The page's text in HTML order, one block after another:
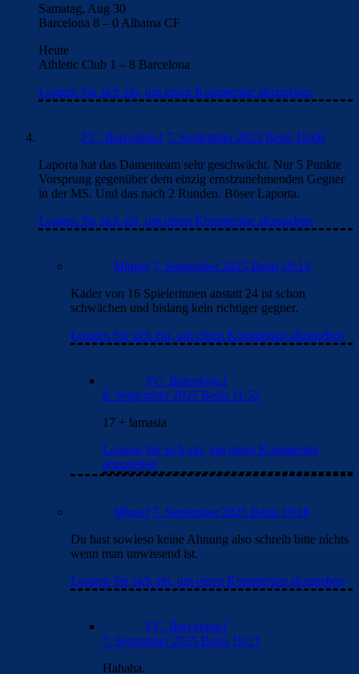
Samatag, Aug 30
Barcelona 8 – 0 Alhama CF
Heute
Athletic Club 1 – 8 Barcelona
Loggen Sie sich ein, um einen Kommentar abzugeben
FC_Barcelona1 7. September 2025 Beim 19:06
Laporta hat das Damenteam sehr geschwächt. Nur 5 Punkte
Vorsprung gegenüber dem einzig ernstzunehmenden Gegner
in der MS. Und das nach 2 Runden. Böser Laporta.
Loggen Sie sich ein, um einen Kommentar abzugeben
Miguel 7. September 2025 Beim 19:13
Kader von 16 Spielerinnen anstatt 24 ist schon
schwächen und bislang kein richtiger gegner.
Loggen Sie sich ein, um einen Kommentar abzugeben
FC_Barcelona1
8. September 2025 Beim 11:52
17 + lamasia
Loggen Sie sich ein, um einen Kommentar
abzugeben
Miguel 7. September 2025 Beim 19:16
Du hast sowieso keine Ahnung also schreib bitte nichts
wenn man unwissend ist.
Loggen Sie sich ein, um einen Kommentar abzugeben
FC_Barcelona1
7. September 2025 Beim 19:21
Hahaha.